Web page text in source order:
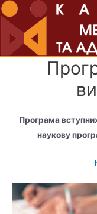
Програма
наукову